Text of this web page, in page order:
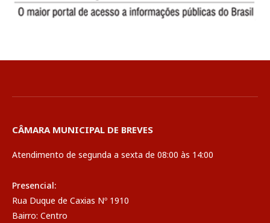
CÂMARA MUNICIPAL DE BREVES
Atendimento de segunda a sexta de 08:00 às 14:00
Presencial:
Rua Duque de Caxias Nº 1910
Bairro: Centro